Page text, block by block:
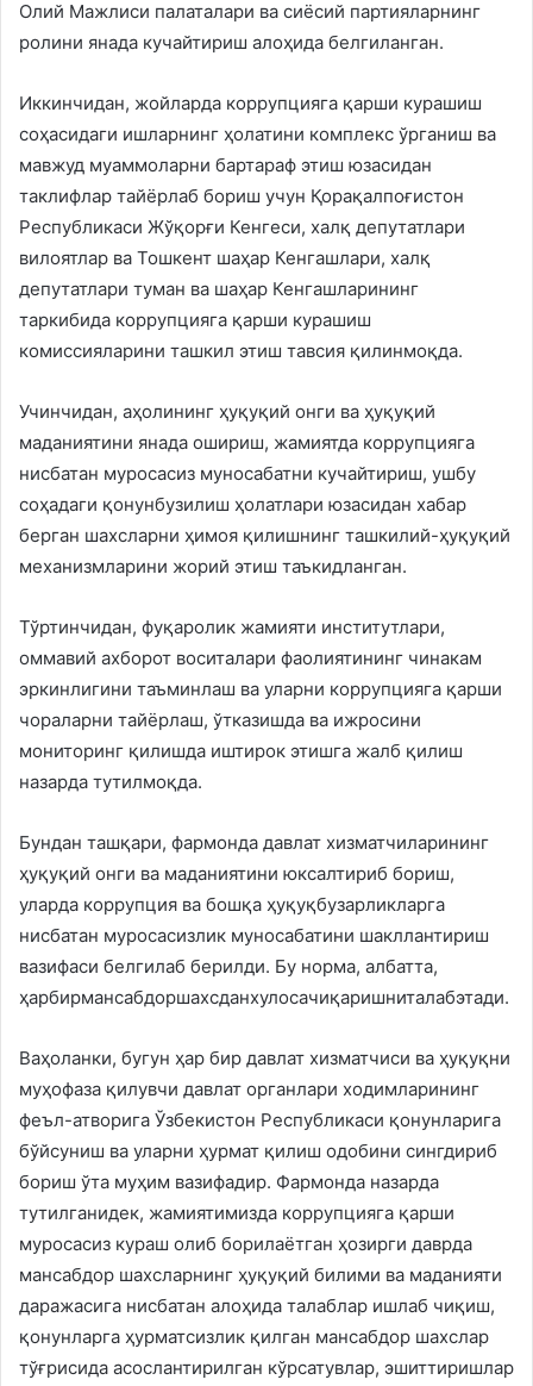
Олий Мажлиси палаталари ва сиёсий партияларнинг
ролини янада кучайтириш алоҳида белгиланган.
Иккинчидан, жойларда коррупцияга қарши курашиш
соҳасидаги ишларнинг ҳолатини комплекс ўрганиш ва
мавжуд муаммоларни бартараф этиш юзасидан
таклифлар тайёрлаб бориш учун Қорақалпоғистон
Республикаси Жўқорғи Кенгеси, халқ депутатлари
вилоятлар ва Тошкент шаҳар Кенгашлари, халқ
депутатлари туман ва шаҳар Кенгашларининг
таркибида коррупцияга қарши курашиш
комиссияларини ташкил этиш тавсия қилинмоқда.
Учинчидан, аҳолининг ҳуқуқий онги ва ҳуқуқий
маданиятини янада ошириш, жамиятда коррупцияга
нисбатан муросасиз муносабатни кучайтириш, ушбу
соҳадаги қонунбузилиш ҳолатлари юзасидан хабар
берган шахсларни ҳимоя қилишнинг ташкилий-ҳуқуқий
механизмларини жорий этиш таъкидланган.
Тўртинчидан, фуқаролик жамияти институтлари,
оммавий ахборот воситалари фаолиятининг чинакам
эркинлигини таъминлаш ва уларни коррупцияга қарши
чораларни тайёрлаш, ўтказишда ва ижросини
мониторинг қилишда иштирок этишга жалб қилиш
назарда тутилмоқда.
Бундан ташқари, фармонда давлат хизматчиларининг
ҳуқуқий онги ва маданиятини юксалтириб бориш,
уларда коррупция ва бошқа ҳуқуқбузарликларга
нисбатан муросасизлик муносабатини шакллантириш
вазифаси белгилаб берилди. Бу норма, албатта,
ҳарбирмансабдоршахсданхулосачиқаришниталабэтади.
Ваҳоланки, бугун ҳар бир давлат хизматчиси ва ҳуқуқни
муҳофаза қилувчи давлат органлари ходимларининг
феъл-атворига Ўзбекистон Республикаси қонунларига
бўйсуниш ва уларни ҳурмат қилиш одобини сингдириб
бориш ўта муҳим вазифадир. Фармонда назарда
тутилганидек, жамиятимизда коррупцияга қарши
муросасиз кураш олиб борилаётган ҳозирги даврда
мансабдор шахсларнинг ҳуқуқий билими ва маданияти
даражасига нисбатан алоҳида талаблар ишлаб чиқиш,
қонунларга ҳурматсизлик қилган мансабдор шахслар
тўғрисида асослантирилган кўрсатувлар, эшиттиришлар